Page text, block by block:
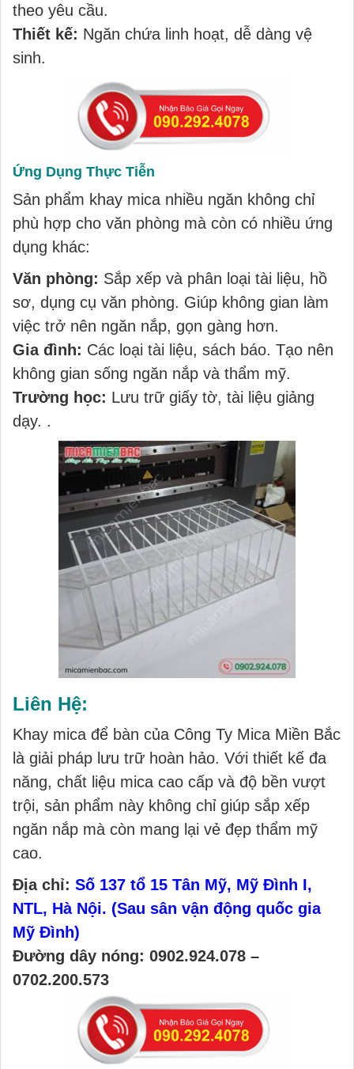
theo yêu cầu.
Thiết kế: Ngăn chứa linh hoạt, dễ dàng vệ
sinh.
Ứng Dụng Thực Tiễn
Sản phẩm khay mica nhiều ngăn không chỉ
phù hợp cho văn phòng mà còn có nhiều ứng
dụng khác:
Văn phòng: Sắp xếp và phân loại tài liệu, hồ
sơ, dụng cụ văn phòng. Giúp không gian làm
việc trở nên ngăn nắp, gọn gàng hơn.
Gia đình: Các loại tài liệu, sách báo. Tạo nên
không gian sống ngăn nắp và thẩm mỹ.
Trường học: Lưu trữ giấy tờ, tài liệu giảng
dạy. .
Liên Hệ:
Khay mica để bàn của Công Ty Mica Miền Bắc
là giải pháp lưu trữ hoàn hảo. Với thiết kế đa
năng, chất liệu mica cao cấp và độ bền vượt
trội, sản phẩm này không chỉ giúp sắp xếp
ngăn nắp mà còn mang lại vẻ đẹp thẩm mỹ
cao.
Địa chỉ: Số 137 tổ 15 Tân Mỹ, Mỹ Đình I,
NTL, Hà Nội. (Sau sân vận động quốc gia
Mỹ Đình)
Đường dây nóng: 0902.924.078 –
0702.200.573